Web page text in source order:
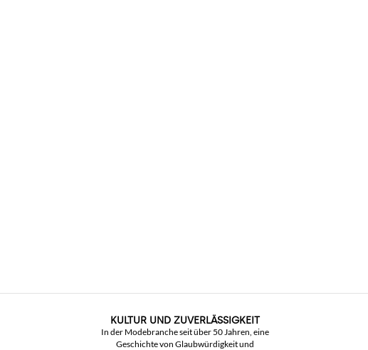
KULTUR UND ZUVERLÄSSIGKEIT
In der Modebranche seit über 50 Jahren, eine
Geschichte von Glaubwürdigkeit und